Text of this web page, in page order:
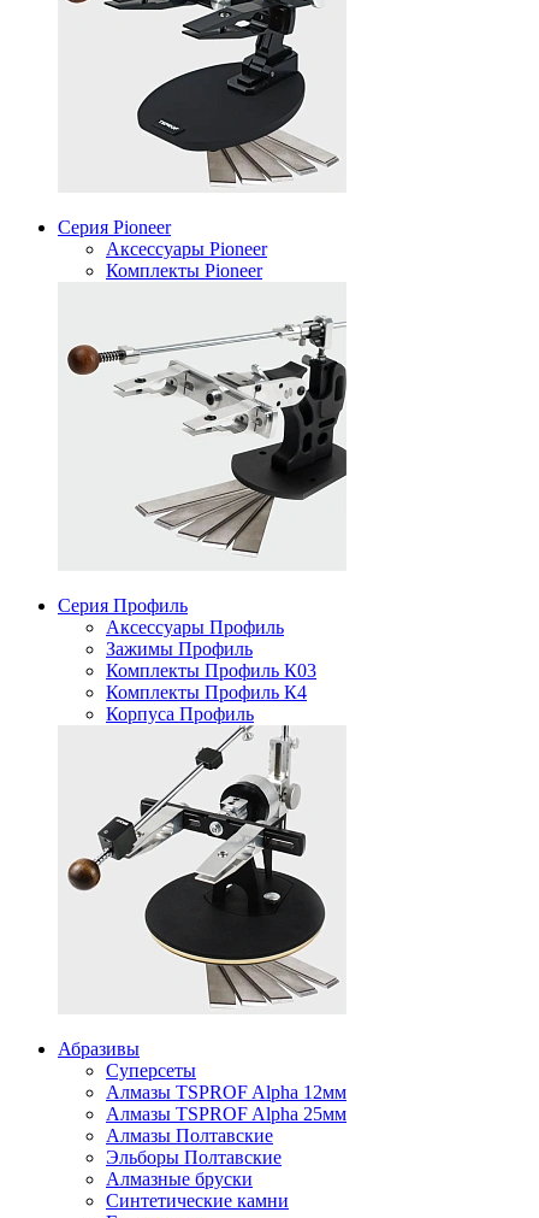
Серия Pioneer
Аксессуары Pioneer
Комплекты Pioneer
Серия Профиль
Аксессуары Профиль
Зажимы Профиль
Комплекты Профиль К03
Комплекты Профиль К4
Корпуса Профиль
Абразивы
Суперсеты
Алмазы TSPROF Alpha 12мм
Алмазы TSPROF Alpha 25мм
Алмазы Полтавские
Эльборы Полтавские
Алмазные бруски
Синтетические камни